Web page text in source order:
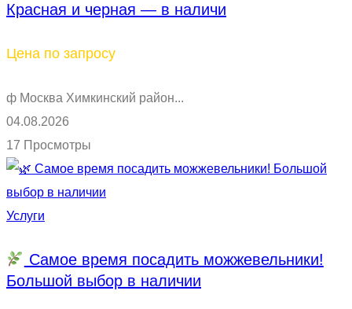
Красная и черная — в наличи
Цена по запросу
ф Москва Химкинский район...
04.08.2026
17 Просмотры
Услуги
Самое время посадить можжевельники!
Большой выбор в наличии